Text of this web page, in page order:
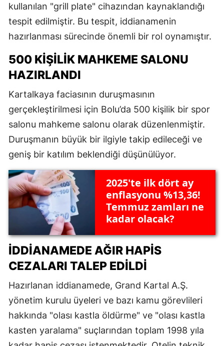
kullanılan "grill plate" cihazından kaynaklandığı
tespit edilmiştir. Bu tespit, iddianamenin
hazırlanması sürecinde önemli bir rol oynamıştır.
500 KIŞILIK MAHKEME SALONU
HAZIRLANDI
Kartalkaya faciasının duruşmasının
gerçekleştirilmesi için Bolu’da 500 kişilik bir spor
salonu mahkeme salonu olarak düzenlenmiştir.
Duruşmanın büyük bir ilgiyle takip edileceği ve
geniş bir katılım beklendiği düşünülüyor.
2025'te ilk dört ay
enflasyonu %13,36!
Temmuz zamları ne
kadar olacak?
İDDIANAMEDE AĞIR HAPIS
CEZALARI TALEP EDILDI
Hazırlanan iddianamede, Grand Kartal A.Ş.
yönetim kurulu üyeleri ve bazı kamu görevlileri
hakkında "olası kastla öldürme" ve "olası kastla
kasten yaralama" suçlarından toplam 1998 yıla